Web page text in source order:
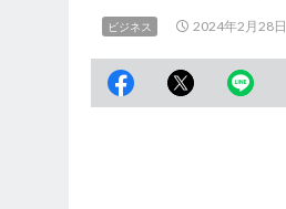
ビジネス 2024年2月28日